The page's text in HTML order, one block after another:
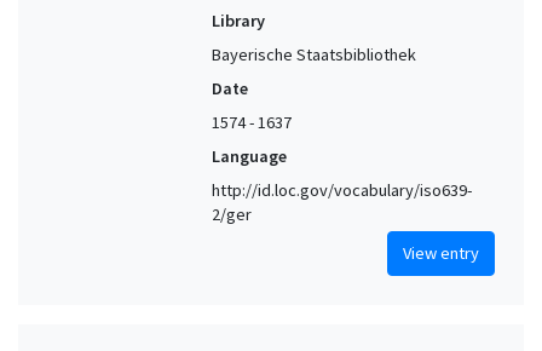
Library
Bayerische Staatsbibliothek
Date
1574 - 1637
Language
http://id.loc.gov/vocabulary/iso639-
2/ger
View entry